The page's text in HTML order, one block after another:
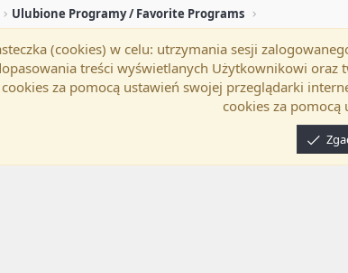
Ulubione Programy / Favorite Programs
(Parent DO NOT EDIT) Zmień szerokość Polski (PL)
(cookies) w celu: utrzymania sesji
treści wyświetlanych Użytkownikowi
za pomocą ustawień swojej przeglądarki
cookies za